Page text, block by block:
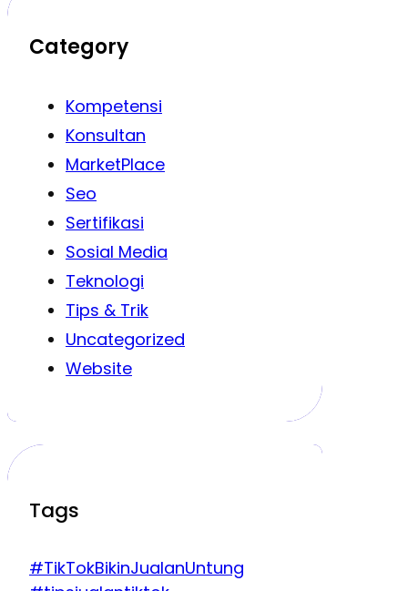
Category
Kompetensi
Konsultan
MarketPlace
Seo
Sertifikasi
Sosial Media
Teknologi
Tips & Trik
Uncategorized
Website
Tags
#TikTokBikinJualanUntung